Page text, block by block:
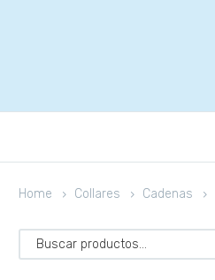
Home Collares Cadenas